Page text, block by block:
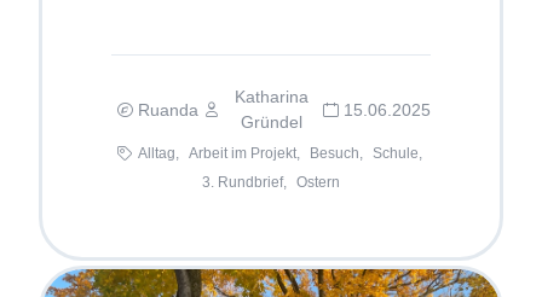
Ruanda
Katharina
Gründel
15.06.2025
Alltag, Arbeit im Projekt, Besuch,
Schule,
3. Rundbrief, Ostern